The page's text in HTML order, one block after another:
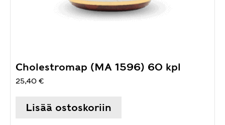
Cholestromap (MA 1596) 60 kpl
25,40 €
Lisää ostoskoriin